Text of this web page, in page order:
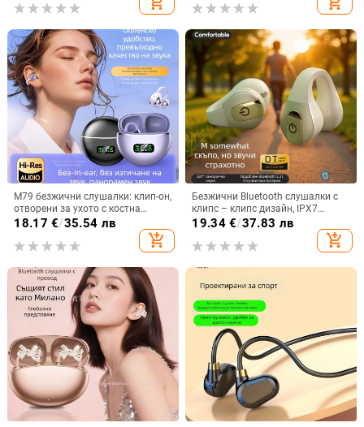
водоустойчив модел TAT3469
M79 безжични слушалки: клип-он,
отворени за ухото с костна
проводимост, истински
безжични, Bluetooth 5.4, IPX6
водоустойчиви, до 4 часа работа
18.17 €/35.54 лв
add_shopping_cart
Безжични Bluetooth слушалки с
клипс – клипс дизайн, IPX7
водоустойчивост, Bluetooth 5.4,
обхват 15 м, живот на батерията
над 8 ч
19.34€/37.83 лв
add_shopping_cart